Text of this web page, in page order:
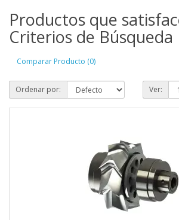
Productos que
Criterios de Búsqueda
Comparar Producto (0)
Ordenar por: Ver: